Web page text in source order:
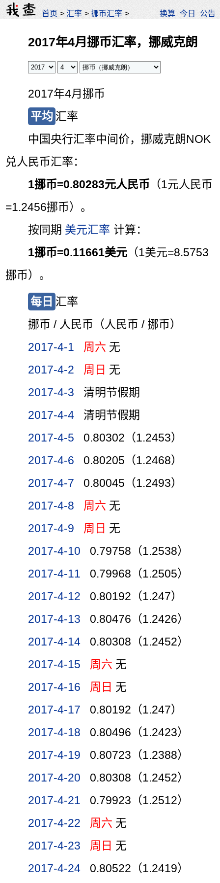
首页 >汇率 >挪币汇率 > 换算 今日 公告
2017年4月挪币汇率，挪威克朗
2017年4月挪币
平均 汇率
中国央行汇率中间价，挪威克朗NOK
兑人民币汇率：
1挪币=0.80283元人民币 （1元人民币
=1.2456挪币）。
按同期 美元汇率 计算：
1挪币=0.11661美元 （1美元=8.5753
挪币）。
每日 汇率
挪币 / 人民币（人民币 / 挪币）
2017-4-1
周六 无
2017-4-2
周日 无
2017-4-3
清明节假期
2017-4-4
清明节假期
2017-4-5
0.80302（1.2453）
2017-4-6
0.80205（1.2468）
2017-4-7
0.80045（1.2493）
2017-4-8
周六 无
2017-4-9
周日 无
2017-4-10
0.79758（1.2538）
2017-4-11
0.79968（1.2505）
2017-4-12
0.80192（1.247）
2017-4-13
0.80476（1.2426）
2017-4-14
0.80308（1.2452）
2017-4-15
周六 无
2017-4-16
周日 无
2017-4-17
0.80192（1.247）
2017-4-18
0.80496（1.2423）
2017-4-19
0.80723（1.2388）
2017-4-20
0.80308（1.2452）
2017-4-21
0.79923（1.2512）
2017-4-22
周六 无
2017-4-23
周日 无
2017-4-24
0.80522（1.2419）